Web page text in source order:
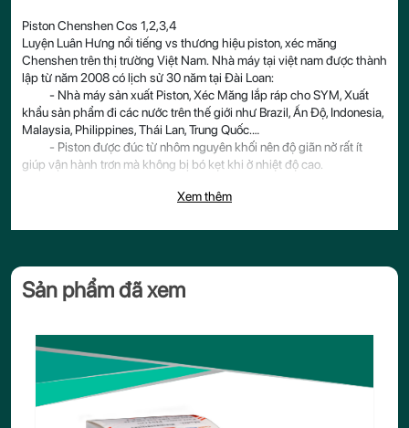
Piston Chenshen Cos 1,2,3,4
Luyện Luân Hưng nổi tiếng vs thương hiệu piston, xéc măng
Chenshen trên thị trường Việt Nam. Nhà máy tại việt nam được thành
lập từ năm 2008 có lịch sử 30 năm tại Đài Loan:
- Nhà máy sản xuất Piston, Xéc Măng lắp ráp cho SYM, Xuất
khẩu sản phẩm đi các nước trên thế giới như Brazil, Ấn Độ, Indonesia,
Malaysia, Philippines, Thái Lan, Trung Quốc.…
- Piston được đúc từ nhôm nguyên khối nên độ giãn nở rất ít
giúp vận hành trơn mà không bị bó kẹt khi ở nhiệt độ cao.
Xem thêm
Sản phẩm đã xem